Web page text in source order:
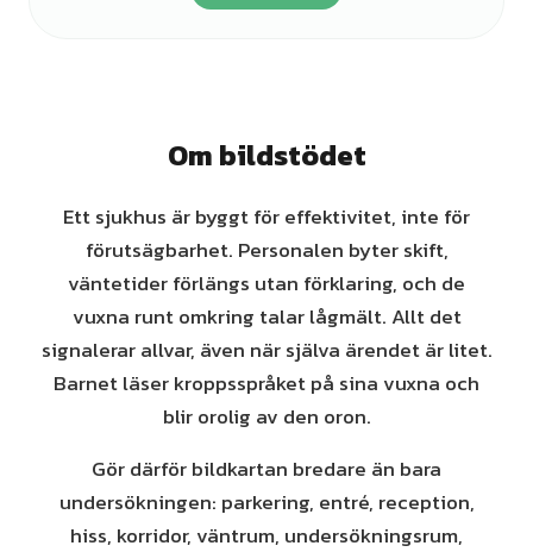
Om bildstödet
Ett sjukhus är byggt för effektivitet, inte för
förutsägbarhet. Personalen byter skift,
väntetider förlängs utan förklaring, och de
vuxna runt omkring talar lågmält. Allt det
signalerar allvar, även när själva ärendet är litet.
Barnet läser kroppsspråket på sina vuxna och
blir orolig av den oron.
Gör därför bildkartan bredare än bara
undersökningen: parkering, entré, reception,
hiss, korridor, väntrum, undersökningsrum,